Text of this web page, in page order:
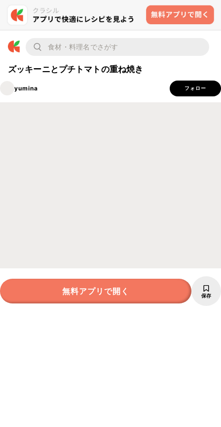
ズッキーニとプチトマトの重ね焼き
yumina フォロー
無料アプリで開く 保存